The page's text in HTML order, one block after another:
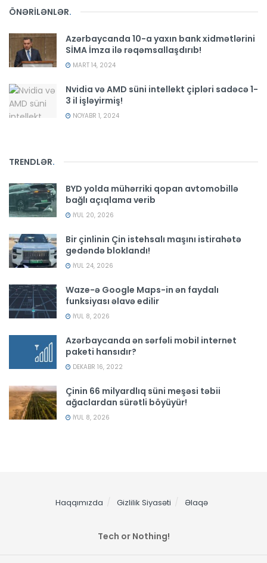
ÖNƏRİLƏNLƏR.
Azərbaycanda 10-a yaxın bank xidmətlərini
SİMA İmza ilə rəqəmsallaşdırıb!
MART 14, 2024
Nvidia və AMD süni intellekt çipləri sadəcə 1-
3 il işləyirmiş!
NOYABR 1, 2024
TRENDLƏR.
BYD yolda mühərriki qopan avtomobillə
bağlı açıqlama verib
İYUL 20, 2026
Bir çinlinin Çin istehsalı maşını istirahətə
gedəndə bloklandı!
İYUL 24, 2026
Waze-ə Google Maps-in ən faydalı
funksiyası əlavə edilir
İYUL 8, 2026
Azərbaycanda ən sərfəli mobil internet
paketi hansıdır?
DEKABR 16, 2022
Çinin 66 milyardlıq süni meşəsi təbii
ağaclardan sürətli böyüyür!
İYUL 8, 2026
Haqqımızda Gizlilik Siyasəti Əlaqə
Tech or Nothing!